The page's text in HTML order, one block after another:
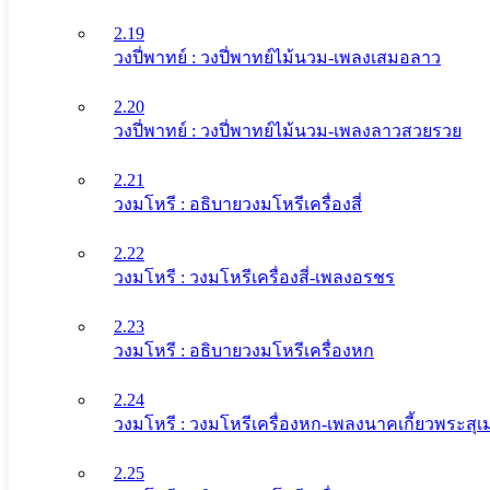
2.19
วงปี่พาทย์ : วงปี่พาทย์ไม้นวม-เพลงเสมอลาว
2.20
วงปี่พาทย์ : วงปี่พาทย์ไม้นวม-เพลงลาวสวยรวย
2.21
วงมโหรี : อธิบายวงมโหรีเครื่องสี่
2.22
วงมโหรี : วงมโหรีเครื่องสี่-เพลงอรชร
2.23
วงมโหรี : อธิบายวงมโหรีเครื่องหก
2.24
วงมโหรี : วงมโหรีเครื่องหก-เพลงนาคเกี้ยวพระสุเ
2.25